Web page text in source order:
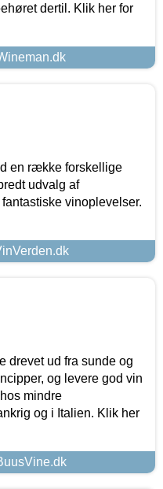
dertil. Klik her for
en række forskellige
udvalg af
vinoplevelser.
drevet ud fra sunde og
og levere god vin
mindre
og i Italien. Klik her